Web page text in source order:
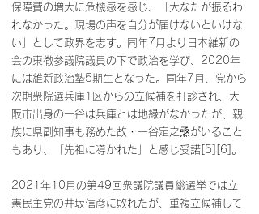
保障費の増大に危機感を感じ、「大なたが振るわ
れなかった。現場の声を自分が届けないといけな
い」として政界を志す。同年7月より日本維新の
会の東徹参議院議員の下で政治を学び、2020年
には維新政治塾5期生となった。同年7月、党から
次期衆院選兵庫1区からの立候補を打診され、大
阪市出身の一谷は兵庫とは地縁がなかったが、親
族に県副知事も務めた故・一谷定之焏がいること
もあり、「先祖に導かれた」と感じ受諾[5][6]。
2021年10月の第49回衆議院議員総選挙では立
憲民主党の井坂信彦に敗れたが、重複立候補して